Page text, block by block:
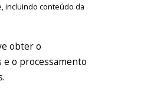
incluindo conteúdo da
obter o
e o processamento